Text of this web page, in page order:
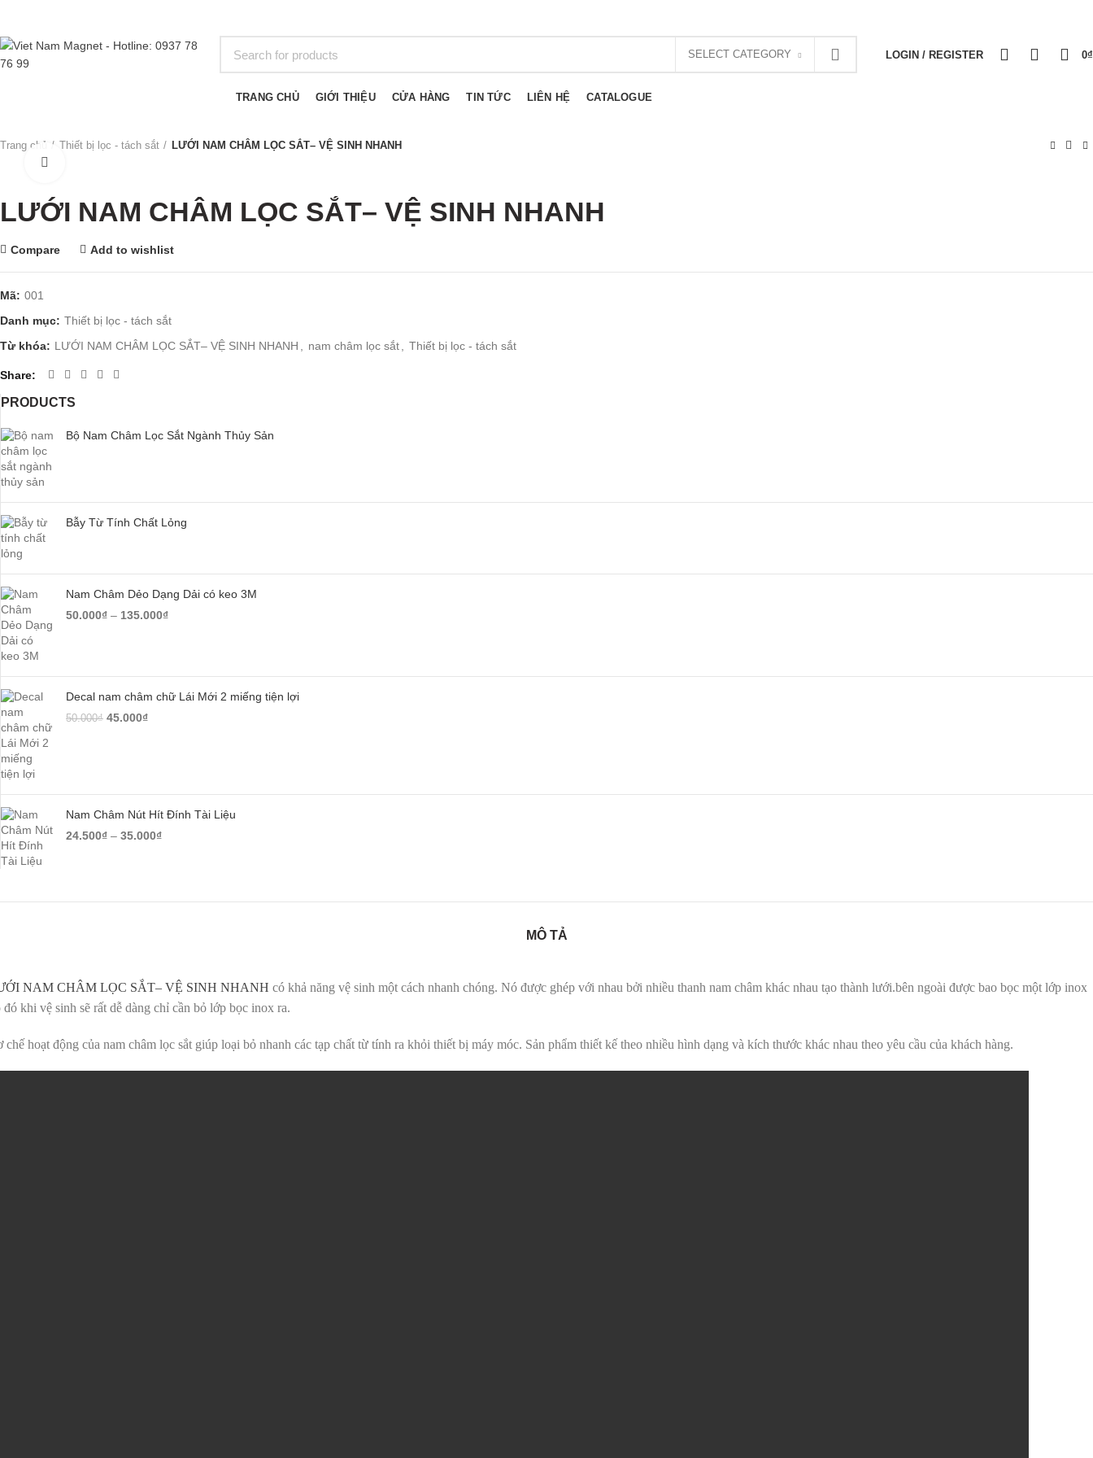
SELECT CATEGORY LOGIN / REGISTER 0₫
TRANG CHỦ GIỚI THIỆU CỬA HÀNG TIN TỨC LIÊN HỆ CATALOGUE
Trang chủ Thiết bị lọc - tách sắt
LƯỚI NAM CHÂM LỌC SẮT– VỆ SINH NHANH
LƯỚI NAM CHÂM LỌC SẮT– VỆ SINH NHANH
Compare Add to wishlist
Mã: 001
Danh mục: Thiết bị lọc - tách sắt
Từ khóa: LƯỚI NAM CHÂM LỌC SẮT– VỆ SINH NHANH nam châm lọc sắt Thiết bị lọc - tách sắt
Share
PRODUCTS
Bộ Nam Châm Lọc Sắt Ngành Thủy Sản
Bẫy Từ Tính Chất Lỏng
Nam Châm Dẻo Dạng Dải có keo 3M
50.000₫ – 135.000₫
Decal nam châm chữ Lái Mới 2 miếng tiện lợi
50.000₫ 45.000₫
Nam Châm Nút Hít Đính Tài Liệu
24.500₫ – 35.000₫
MÔ TẢ
NAM CHÂM LỌC SẮT– VỆ SINH NHANH có khả năng vệ sinh một cách nhanh chóng. Nó được ghép với nhau bởi nhiều thanh nam châm khác nhau tạo thành lưới.bên ngoài được bao bọc một lớp inox
đó khi vệ sinh sẽ rất dễ dàng chỉ cần bỏ lớp bọc inox ra.
chế hoạt động của nam châm lọc sắt giúp loại bỏ nhanh các tạp chất từ tính ra khỏi thiết bị máy móc. Sản phẩm thiết kế theo nhiều hình dạng và kích thước khác nhau theo yêu cầu của khách hàng.